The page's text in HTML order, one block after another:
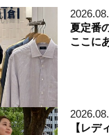
夏定番
ここに
【レデ